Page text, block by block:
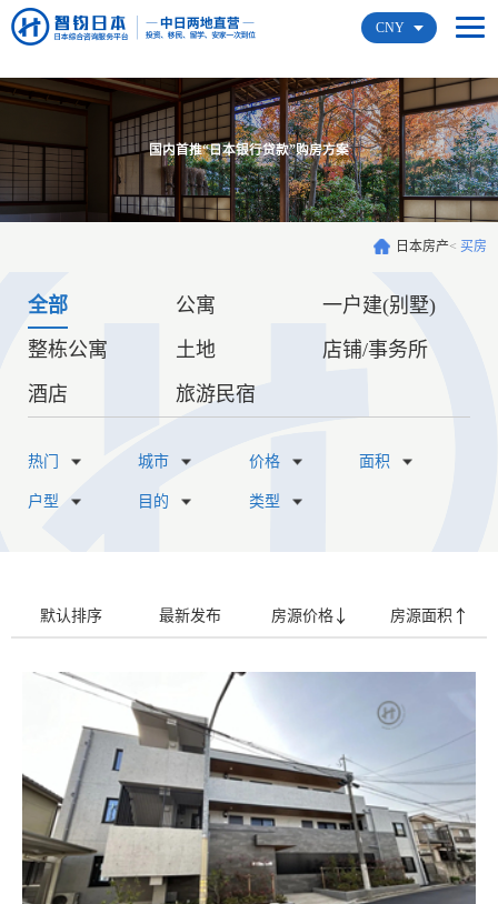
CNY
国内首推“日本银行贷款”购房方案
日本房产< 买房
全部 公寓
一户建(别墅)
整栋公寓
土地
店铺/事务所
酒店
旅游民宿
热门 城市 价格 面积
户型 目的 类型
默认排序 最新发布 房源价格 房源面积